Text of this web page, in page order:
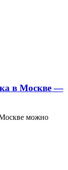
в Москве —
можно